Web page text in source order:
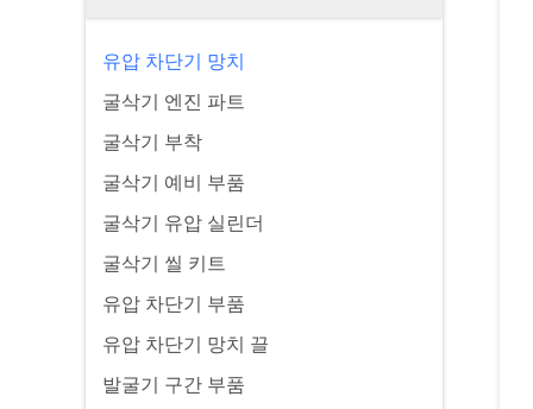
유압 차단기 망치
굴삭기 엔진 파트
굴삭기 부착
굴삭기 예비 부품
굴삭기 유압 실린더
굴삭기 씰 키트
유압 차단기 부품
유압 차단기 망치 끌
발굴기 구간 부품